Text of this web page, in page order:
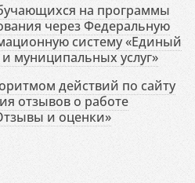
на программы
через Федеральную
систему «Единый
муниципальных услуг»
действий по сайту
отзывов о работе
и оценки»